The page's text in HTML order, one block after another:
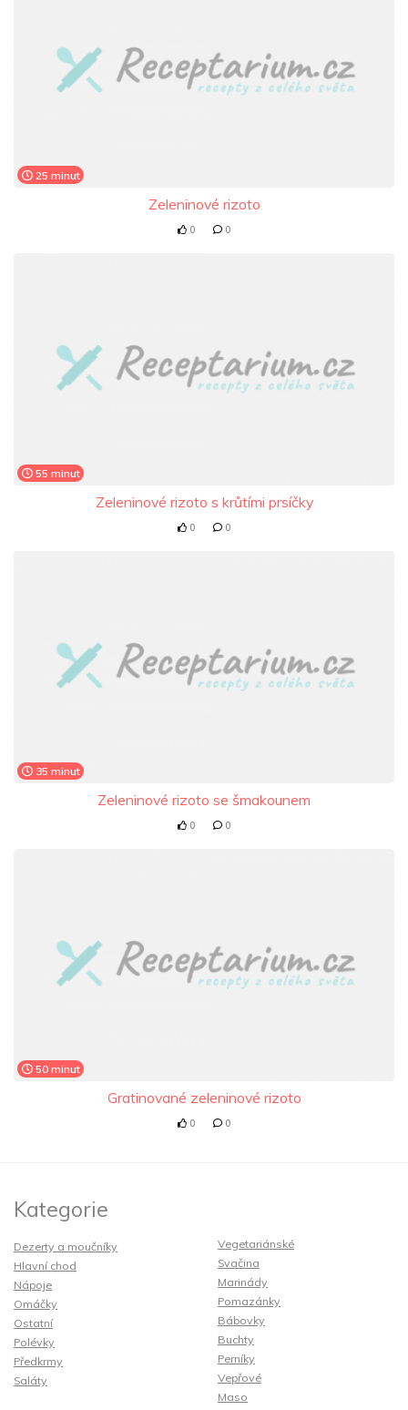
25 minut
Zeleninové rizoto
0 0
55 minut
Zeleninové rizoto s krůtími prsíčky
0 0
35 minut
Zeleninové rizoto se šmakounem
0 0
50 minut
Gratinované zeleninové rizoto
0 0
Kategorie
Dezerty a moučníky
Hlavní chod
Nápoje
Omáčky
Ostatní
Polévky
Předkrmy
Saláty
Vegetariánské
Svačina
Marinády
Pomazánky
Bábovky
Buchty
Perníky
Vepřové
Maso